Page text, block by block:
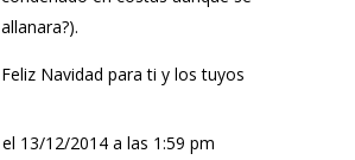
allanara?).
Feliz Navidad para ti y los tuyos
el 13/12/2014 a las 1:59 pm